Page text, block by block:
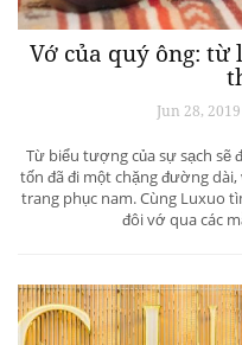
Vớ của quý ông:
Jun 28,
Từ biểu tượng của sự sạch sẽ
tốn đã đi một chặng đường
trang phục nam. Cùng Luxuo
đôi vớ qua các